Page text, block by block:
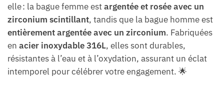
elle : la bague femme estargentée et rosée avec un
zirconium scintillant, tandis que la bague homme est
entièrement argentée avec un zirconium. Fabriquées
en acier inoxydable 316L, elles sont durables,
résistantes à l’eau et à l’oxydation, assurant un éclat
intemporel pour célébrer votre engagement. 🌟